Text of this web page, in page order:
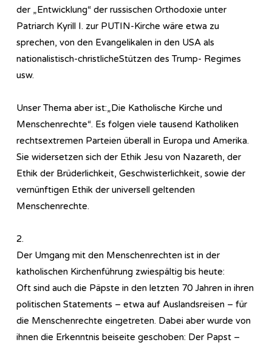
der „Entwicklung“ der russischen Orthodoxie unter
Patriarch Kyrill I. zur PUTIN-Kirche wäre etwa zu
sprechen, von den Evangelikalen in den USA als
nationalistisch-christlicheStützen des Trump- Regimes
usw.
Unser Thema aber ist:„Die Katholische Kirche und
Menschenrechte“. Es folgen viele tausend Katholiken
rechtsextremen Parteien überall in Europa und Amerika.
Sie widersetzen sich der Ethik Jesu von Nazareth, der
Ethik der Brüderlichkeit, Geschwisterlichkeit, sowie der
vernünftigen Ethik der universell geltenden
Menschenrechte.
2.
Der Umgang mit den Menschenrechten ist in der
katholischen Kirchenführung zwiespältig bis heute:
Oft sind auch die Päpste in den letzten 70 Jahren in ihren
politischen Statements – etwa auf Auslandsreisen – für
die Menschenrechte eingetreten. Dabei aber wurde von
ihnen die Erkenntnis beiseite geschoben: Der Papst –